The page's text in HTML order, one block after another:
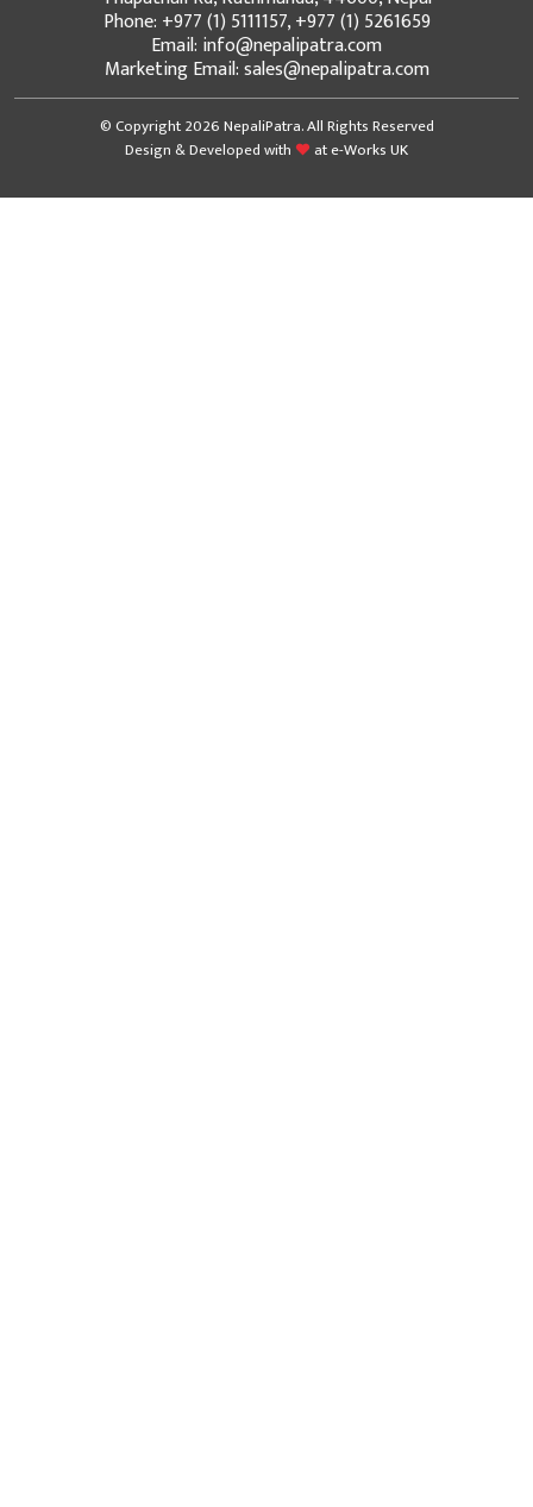
Phone: +977 (1) 5111157, +977 (1) 5261659
Email: info@nepalipatra.com
Marketing Email: sales@nepalipatra.com
© Copyright 2026 NepaliPatra. All Rights Reserved
Design & Developed with
ate-Works UK